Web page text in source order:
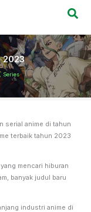
2023
, Series
serial anime di tahun
terbaik tahun 2023
mencari hiburan
banyak judul baru
industri anime di